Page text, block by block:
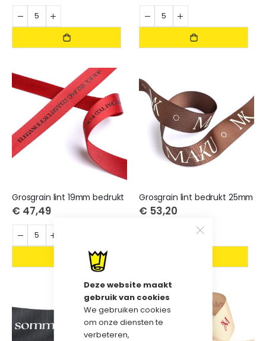
Deze website maakt
gebruik van cookies
We gebruiken cookies
om onze diensten te
verbeteren,
Grosgrain lint 19mm bedrukt
€ 47,49
Grosgrain lint bedrukt 25mm
€ 53,20